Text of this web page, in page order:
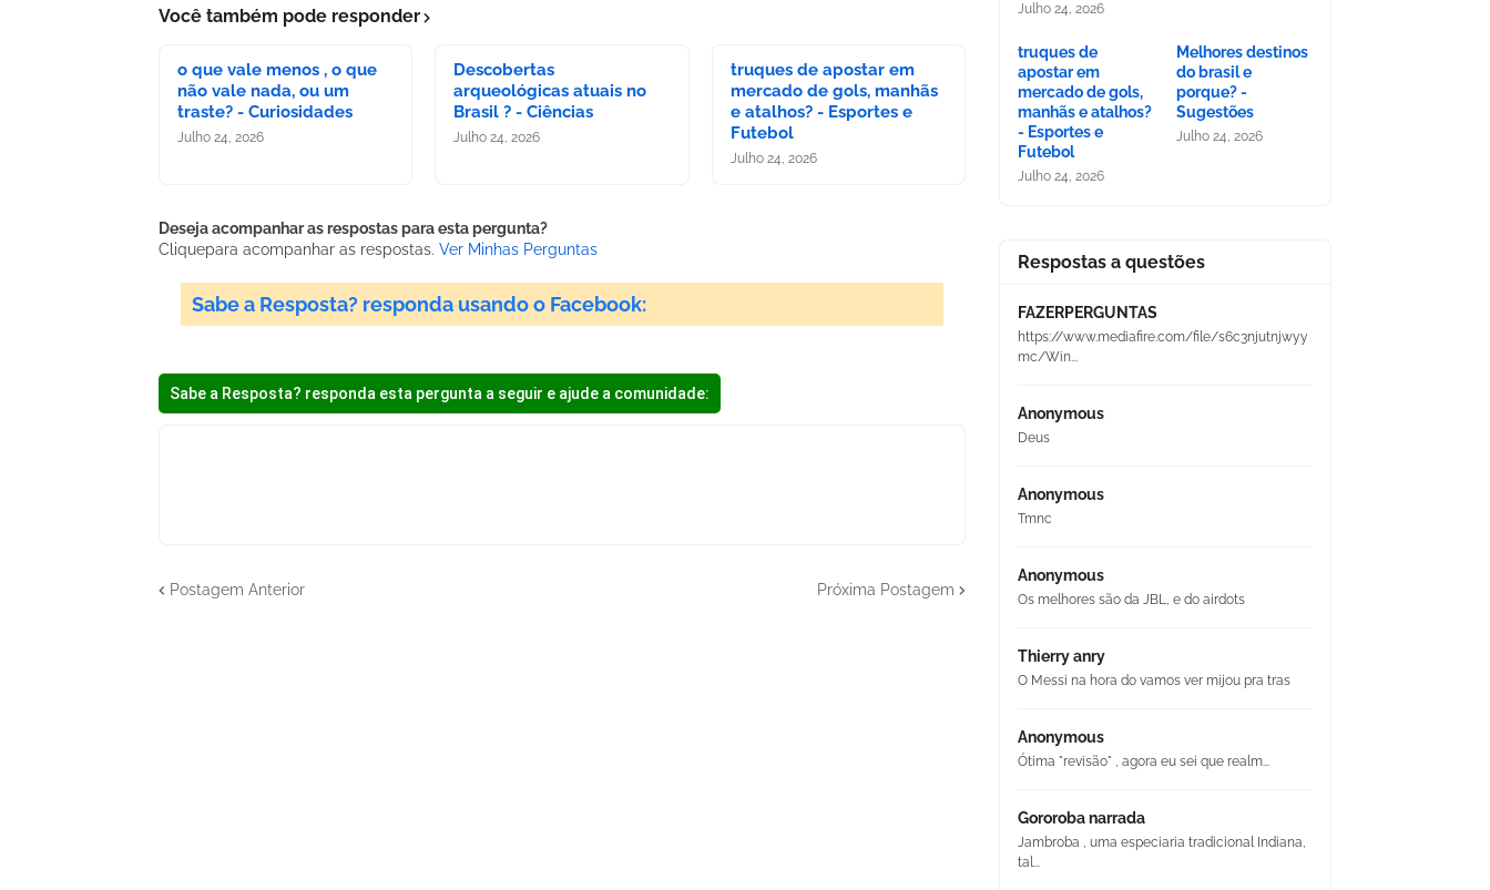
Você também pode responder
o que vale menos , o que
não vale nada, ou um
traste? - Curiosidades
Julho 24, 2026
Descobertas
arqueológicas atuais no
Brasil ? - Ciências
Julho 24, 2026
truques de apostar em
mercado de gols, manhãs
e atalhos? - Esportes e
Futebol
Julho 24, 2026
Deseja acompanhar as respostas para esta pergunta?
Cliquepara acompanhar as respostas. Ver Minhas Perguntas
Sabe a Resposta? responda usando o Facebook:
Sabe a Resposta? responda esta pergunta a seguir e ajude a comunidade:
Postagem Anterior Próxima Postagem
Julho 24, 2026
truques de
apostar em
mercado de gols,
manhãs e atalhos?
- Esportes e
Futebol
Julho 24, 2026
Melhores destinos
do brasil e
porque? -
Sugestões
Julho 24, 2026
Respostas a questões
FAZERPERGUNTAS
https://www.mediafire.com/file/s6c3njutnjwyy
mc/Win...
Anonymous
Deus
Anonymous
Tmnc
Anonymous
Os melhores são da JBL, e do airdots
Thierry anry
O Messi na hora do vamos ver mijou pra tras
Anonymous
Ótima "revisão" , agora eu sei que realm...
Gororoba narrada
Jambroba , uma especiaria tradicional Indiana,
tal...